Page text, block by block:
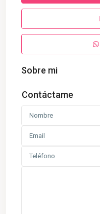
Sobre mi
Contáctame